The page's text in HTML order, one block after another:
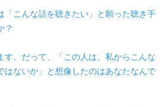
「こんな話を聴きたい」と願った聴き手
？
す。だって、「この人は、私からこんな
はないか」と想像したのはあなたなんで